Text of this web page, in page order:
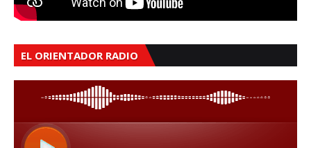
EL ORIENTADOR RADIO